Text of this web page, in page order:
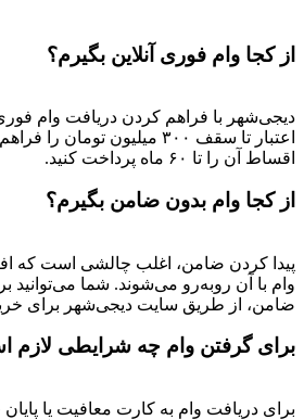
از کجا وام فوری آنلاین بگیرم؟
دیجی‌شهر با فراهم کردن دریافت وام فوری
اعتبار تا سقف ۳۰۰ میلیون
اقساط آن را تا ۶۰ ماه پرداخت کنید.
از کجا وام بدون ضامن بگیرم؟
پیدا کردن ضامن، اغلب چالشی است که
وام با آن روبه‌رو می‌شوند. شما می‌توانید
ضامن، از طریق سایت دیجی‌شهر برای
برای گرفتن وام چه شرایطی لازم
برای دریافت وام به کارت معافیت یا